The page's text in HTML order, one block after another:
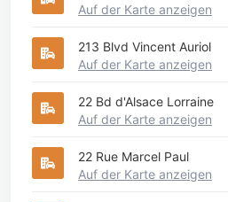
Auf der Karte anzeigen
213 Blvd Vincent Auriol
Auf der Karte anzeigen
22 Bd d'Alsace Lorraine
Auf der Karte anzeigen
22 Rue Marcel Paul
Auf der Karte anzeigen